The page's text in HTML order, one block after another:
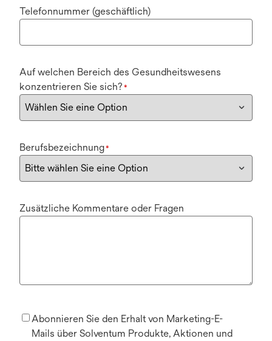
Telefonnummer (geschäftlich)
Auf welchen Bereich des Gesundheitswesens
konzentrieren Sie sich? *
Berufsbezeichnung*
Zusätzliche Kommentare oder Fragen
Abonnieren Sie den Erhalt von Marketing-E-
Mails über Solventum Produkte, Aktionen und